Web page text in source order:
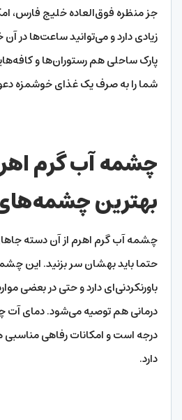
جز منظره فوق‌العاده خلیج فارس،
زیادی دارد و می‌توانید ساعت‌ها در
پارک ساحلی هم رستوران‌ها و
شما را به صرف یک غذای خوشمزه
چشمه آب گرم
بهترین
چشمه آب گرم اهرم از آن دسته
حتما باید بهشان سر بزنید. این
باورنکردنی‌ای دارد و حتی در بعضی
درجه است و امکانات رفاهی
دارد.